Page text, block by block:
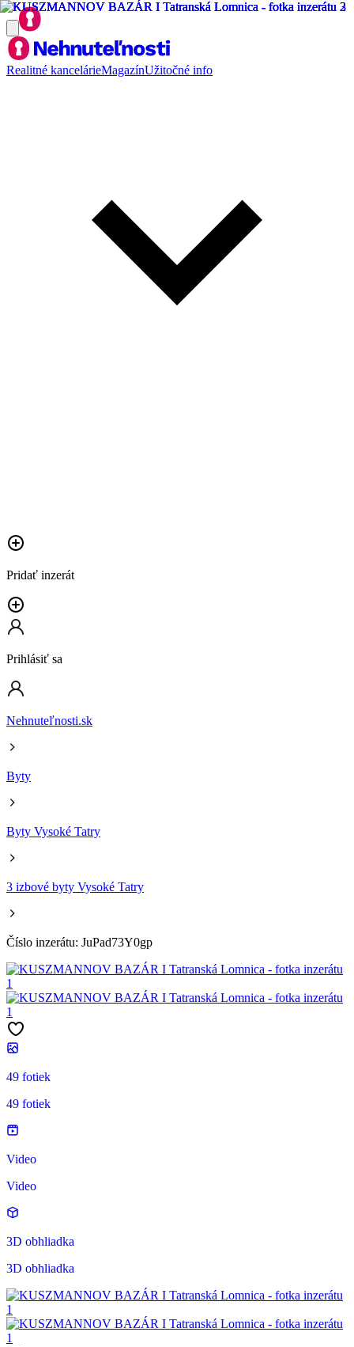
Realitné kancelárieMagazínUžitočné info
Pridať inzerát
Prihlásiť sa
Nehnuteľnosti.sk
Byty
Byty Vysoké Tatry
3 izbové byty Vysoké Tatry
Číslo inzerátu: JuPad73Y0gp
49 fotiek
49 fotiek
Video
Video
3D obhliadka
3D obhliadka